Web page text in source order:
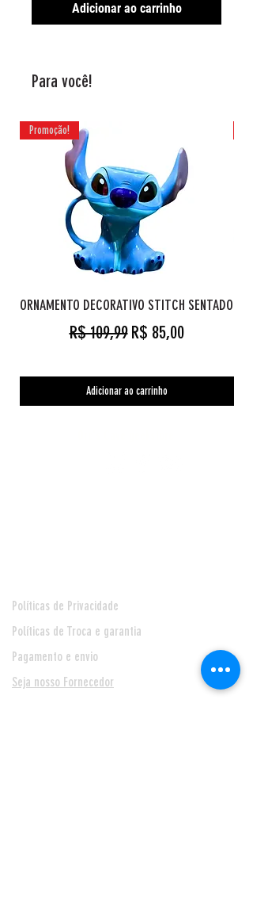
Adicionar ao carrinho
Para você!
Promoção!
ORNAMENTO DECORATIVO STITCH SENTADO
Preço normal
R$ 109,99 Preço promocional
R$ 85,00
Adicionar ao carrinho
Políticas de Privacidade
Políticas de Troca e garantia
Pagamento e envio
Seja nosso Fornecedor